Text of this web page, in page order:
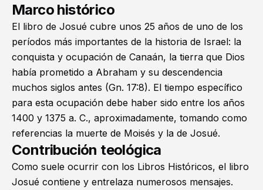
Marco histórico
El libro de Josué cubre unos 25 años de uno de los
períodos más importantes de la historia de Israel: la
conquista y ocupación de Canaán, la tierra que Dios
había prometido a Abraham y su descendencia
muchos siglos antes (Gn. 17:8). El tiempo específico
para esta ocupación debe haber sido entre los años
1400 y 1375 a. C., aproximadamente, tomando como
referencias la muerte de Moisés y la de Josué.
Contribución teológica
Como suele ocurrir con los Libros Históricos, el libro
Josué contiene y entrelaza numerosos mensajes.